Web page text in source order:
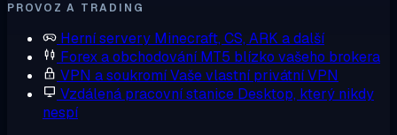
PROVOZ A TRADING
Herní servery Minecraft, CS, ARK a další
Forex a obchodování MT5 blízko vašeho brokera
VPN a soukromíVaše vlastní privátní VPN
Vzdálená pracovní stanice Desktop, který nikdy
nespí